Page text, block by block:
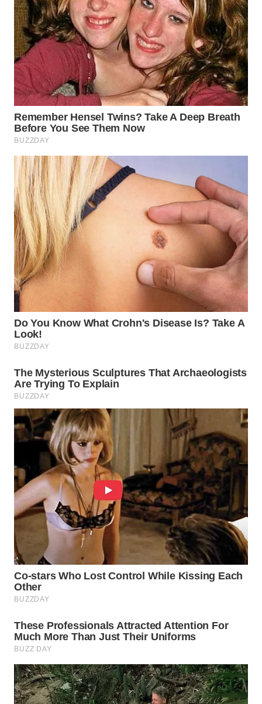
WN
TAPANULI
UTARA
WN
SAMOSIR
WN
PADANG
WN
SUMEDANG
WN
CIANJUR
WN
KEPULAUAN
WN
TANGERANG
BINJAI
WN
CIREBON
WN
INDRAMAYU
WN
KUNINGAN
WN
MAJALENGKA
WN
SUBANG
WN
SUKABUMI
WN
PURWAKARTA